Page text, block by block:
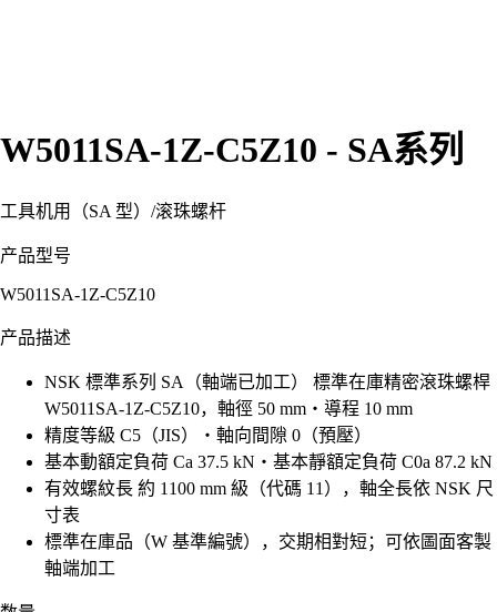
W5011SA-1Z-C5Z10 - SA系列
工具机用（SA 型） /滚珠螺杆
产品型号
W5011SA-1Z-C5Z10
产品描述
NSK 標準系列 SA（軸端已加工） 標準在庫精密滾珠螺桿
W5011SA-1Z-C5Z10，軸徑 50 mm・導程 10 mm
精度等級 C5（JIS）・軸向間隙 0（預壓）
基本動額定負荷 Ca 37.5 kN・基本靜額定負荷 C0a 87.2 kN
有效螺紋長 約 1100 mm 級（代碼 11），軸全長依 NSK 尺
寸表
標準在庫品（W 基準編號），交期相對短；可依圖面客製
軸端加工